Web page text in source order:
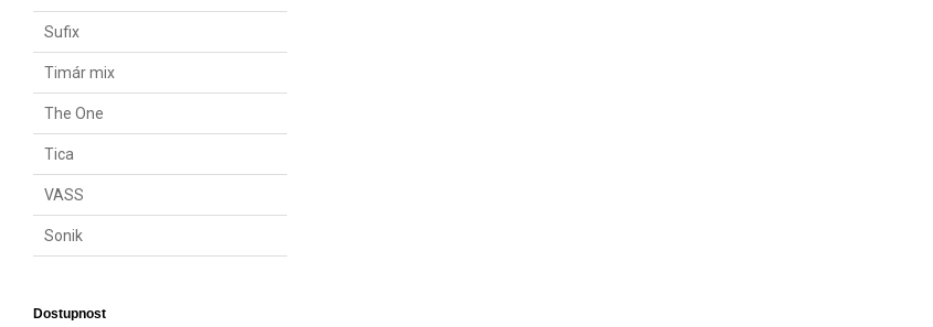
Sufix
Timár mix
The One
Tica
VASS
Sonik
Dostupnost